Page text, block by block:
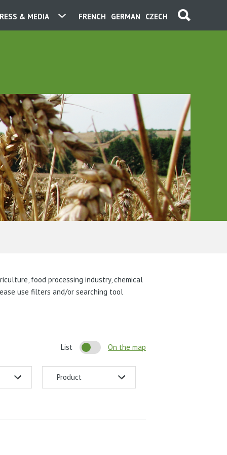
CZECH
GERMAN
FRENCH
& MEDIA
food processing industry, chemical
use filters and/or searching tool
List On the map
Product